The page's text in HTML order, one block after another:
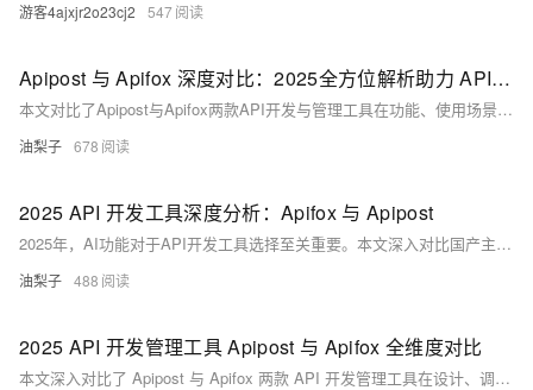
游客4ajxjr2o23cj2 547
Apipost 与 Apifox 深度对比：2025全方位解析助力 API 开发的利器
本文对比了Apipost与Apifox两款API开发与管理工具在功能、使用场景及用户评价等方面的差异。Apipost在API设计、调试、文档管理、Mock服务、离线支持及AI能力方面表现更优，尤其适合大型企业级项目和高效率需求的团队。而Apifox则适用于小型项目或对功能要求较低的团队。综合来看，Apipost在多方面具备明显优势，是高效、高质量API开发的理想选择。
油梨子 678
2025 API 开发工具深度分析：Apifox 与 Apipost
2025年，AI功能对于API开发工具选择至关重要。本文深入对比国产主流工具Apifox与Apipost，从AI能力、协议支持、Mock服务、文档管理、团队协作等方面全面分析。Apipost在AI智能化、WebSocket支持、智能Mock生成及团队协作上优势明显，适合中大型团队与复杂业务场景；Apifox则适合轻量级调试需求的个人或小型项目。根据实际需求选型，助你提升开发效率。
油梨子 488
2025 API 开发管理工具 Apipost 与 Apifox 全维度对比
本文深入对比了 Apipost 与 Apifox 两款 API 开发管理工具在设计、调试、文档管理、Mock 服务、离线支持、AI 能力及 CI/CD 集成等方面的优劣，全面评估其适用场景，为研发测试团队提供选型参考。